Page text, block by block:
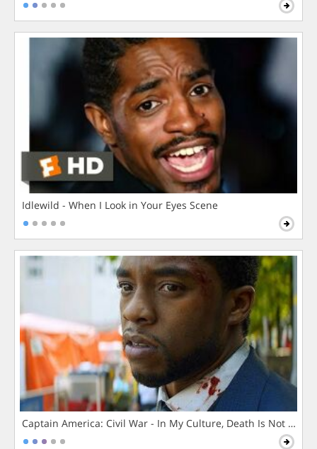
Idlewild - When I Look in Your Eyes Scene
Captain America: Civil War - In My Culture, Death Is Not The